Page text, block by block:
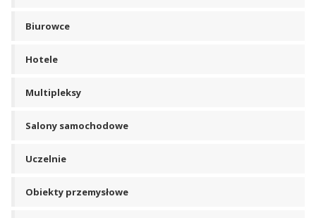
Biurowce
Hotele
Multipleksy
Salony samochodowe
Uczelnie
Obiekty przemysłowe